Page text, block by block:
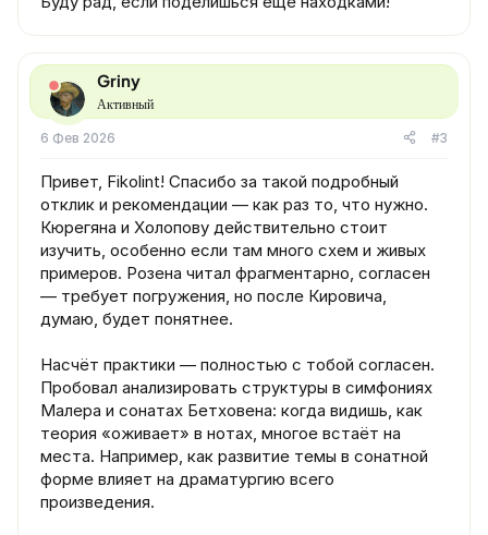
Griny
Активный
6 Фев 2026 #3
Привет, Fikolint! Спасибо за такой подробный
отклик и рекомендации — как раз то, что нужно.
Кюрегяна и Холопову действительно стоит
изучить, особенно если там много схем и живых
примеров. Розена читал фрагментарно, согласен
— требует погружения, но после Кировича,
думаю, будет понятнее.
Насчёт практики — полностью с тобой согласен.
Пробовал анализировать структуры в симфониях
Малера и сонатах Бетховена: когда видишь, как
теория «оживает» в нотах, многое встаёт на
места. Например, как развитие темы в сонатной
форме влияет на драматургию всего
произведения.